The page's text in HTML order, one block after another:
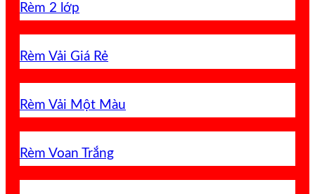
Rèm 2 lớp
Rèm Vải Giá Rẻ
Rèm Vải Một Màu
Rèm Voan Trắng